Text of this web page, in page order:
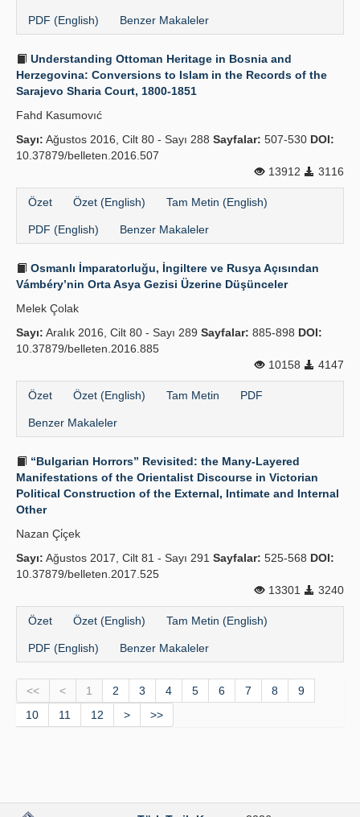
PDF (English) Benzer Makaleler
Understanding Ottoman Heritage in Bosnia and
Herzegovina: Conversions to Islam in the Records of the
Sarajevo Sharia Court, 1800-1851
Fahd Kasumovıć
Sayı: Ağustos 2016, Cilt 80 - Sayı 288 Sayfalar: 507-530 DOI:
10.37879/belleten.2016.507
13912
3116
Özet Özet (English) Tam Metin (English)
PDF (English) Benzer Makaleler
Osmanlı İmparatorluğu, İngiltere ve Rusya Açısından
Vámbéry’nin Orta Asya Gezisi Üzerine Düşünceler
Melek Çolak
Sayı: Aralık 2016, Cilt 80 - Sayı 289 Sayfalar: 885-898 DOI:
10.37879/belleten.2016.885
10158
4147
Özet Özet (English) Tam Metin PDF
Benzer Makaleler
“Bulgarian Horrors” Revisited: the Many-Layered
Manifestations of the Orientalist Discourse in Victorian
Political Construction of the External, Intimate and Internal
Other
Nazan Çi̇çek
Sayı: Ağustos 2017, Cilt 81 - Sayı 291 Sayfalar: 525-568 DOI:
10.37879/belleten.2017.525
13301
3240
Özet Özet (English) Tam Metin (English)
PDF (English) Benzer Makaleler
<< < 1 2 3 4 5 6 7 8
9
10
11 12 > >>